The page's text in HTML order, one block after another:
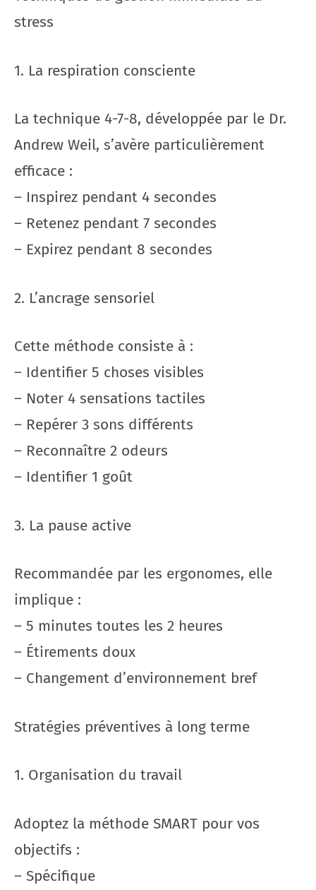
stress
1. La respiration consciente
La technique 4-7-8, développée par le Dr.
Andrew Weil, s’avère particulièrement
efficace :
– Inspirez pendant 4 secondes
– Retenez pendant 7 secondes
– Expirez pendant 8 secondes
2. L’ancrage sensoriel
Cette méthode consiste à :
– Identifier 5 choses visibles
– Noter 4 sensations tactiles
– Repérer 3 sons différents
– Reconnaître 2 odeurs
– Identifier 1 goût
3. La pause active
Recommandée par les ergonomes, elle
implique :
– 5 minutes toutes les 2 heures
– Étirements doux
– Changement d’environnement bref
Stratégies préventives à long terme
1. Organisation du travail
Adoptez la méthode SMART pour vos
objectifs :
– Spécifique